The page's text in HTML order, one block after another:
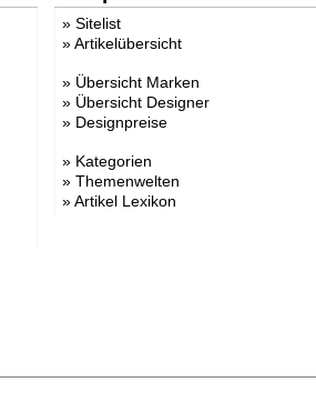
» Sitelist
»Artikelübersicht
» Übersicht Marken
» Übersicht Designer
» Designpreise
» Kategorien
» Themenwelten
»Artikel Lexikon